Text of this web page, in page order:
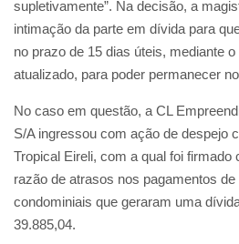
supletivamente”. Na decisão, a
intimação da parte em dívida para
no prazo de 15 dias úteis, mediante
atualizado, para poder permanecer
No caso em questão, a CL
S/A ingressou com ação de despejo
Tropical Eireli, com a qual foi firmado
razão de atrasos nos pagamentos
condominiais que geraram uma
39.885,04.